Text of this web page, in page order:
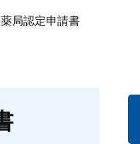
局認定申請書